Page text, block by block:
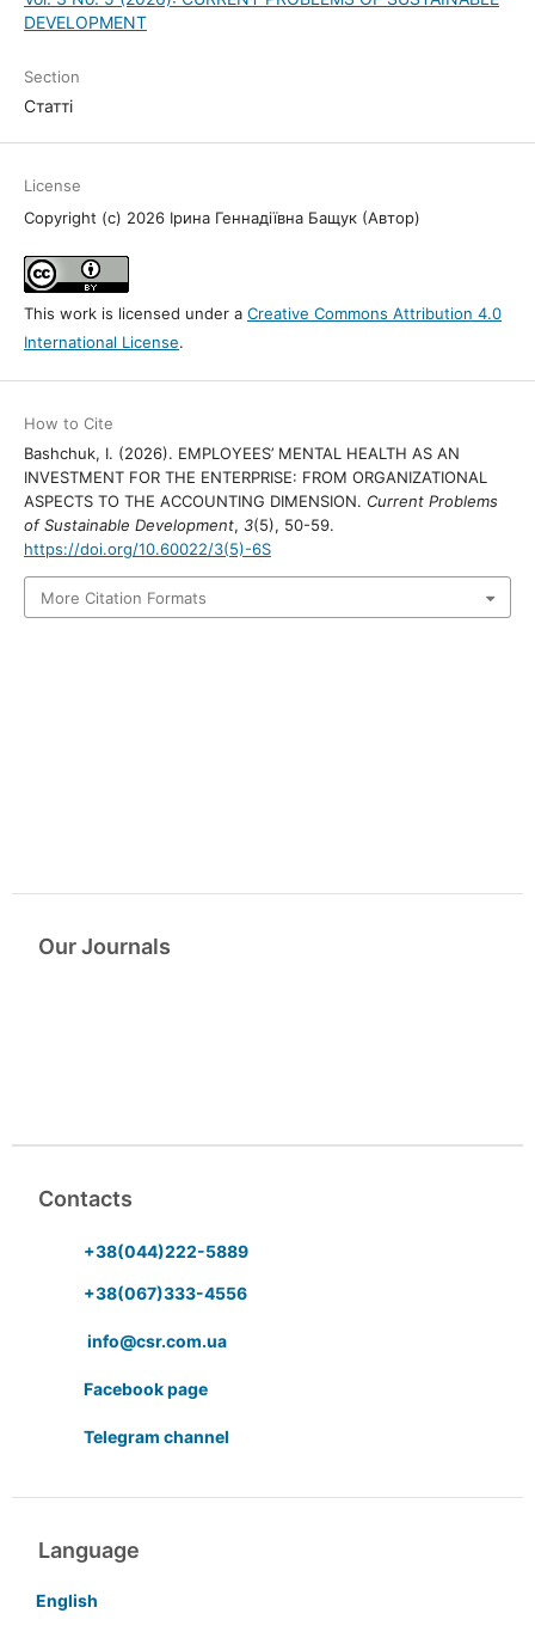
DEVELOPMENT
Section
Статті
License
Copyright (c) 2026 Ірина Геннадіївна Бащук (Автор)
This work is licensed under a Creative Commons Attribution 4.0
International License.
How to Cite
Bashchuk, I. (2026). EMPLOYEES’ MENTAL HEALTH AS AN
INVESTMENT FOR THE ENTERPRISE: FROM ORGANIZATIONAL
ASPECTS TO THE ACCOUNTING DIMENSION. Current Problems
of Sustainable Development, 3(5), 50-59.
https://doi.org/10.60022/3(5)-6S
More Citation Formats
Our Journals
Contacts
+38(044)222-5889
+38(067)333-4556
info@csr.com.ua
Facebook page
Telegram channel
Language
English